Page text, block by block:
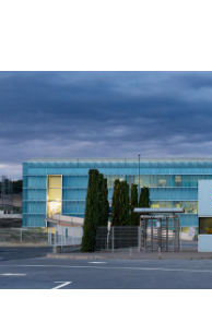
Congelados de Navarra